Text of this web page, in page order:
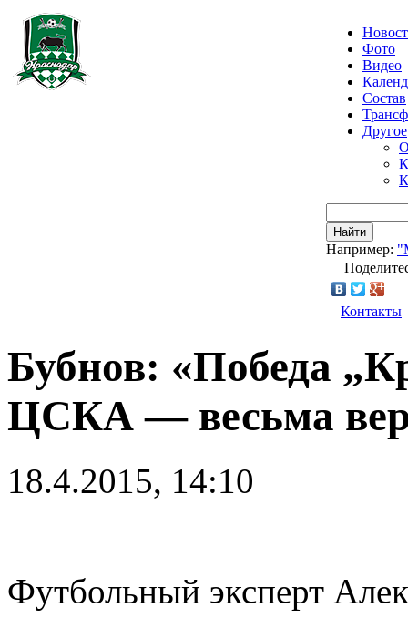
Фото
Видео
Состав
Другое
Найти
Например:
Контакты
Бубнов: «Победа
ЦСКА — весьма
18.4.2015, 14:10
Футбольный эксперт